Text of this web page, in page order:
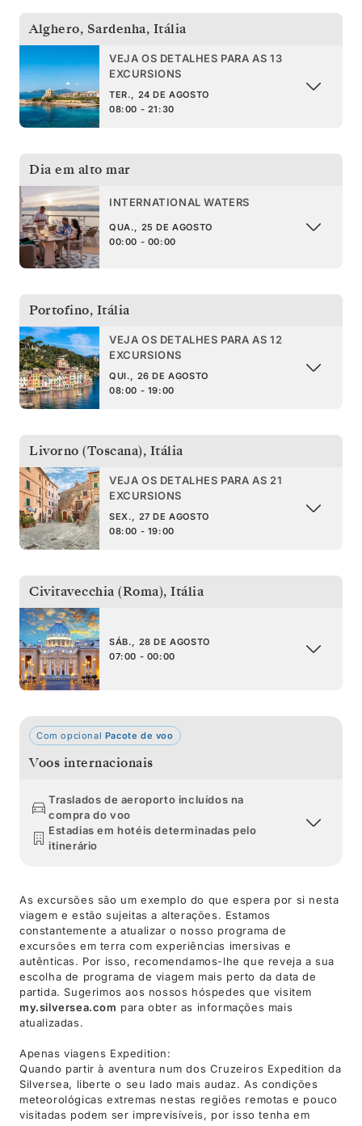
Alghero, Sardenha, Itália
VEJA OS DETALHES PARA AS 13
EXCURSIONS
TER., 24 DE AGOSTO
08:00 - 21:30
Dia em alto mar
INTERNATIONAL WATERS
QUA., 25 DE AGOSTO
00:00 - 00:00
Portofino, Itália
VEJA OS DETALHES PARA AS 12
EXCURSIONS
QUI., 26 DE AGOSTO
08:00 - 19:00
Livorno (Toscana), Itália
VEJA OS DETALHES PARA AS 21
EXCURSIONS
SEX., 27 DE AGOSTO
08:00 - 19:00
Civitavecchia (Roma), Itália
SÁB., 28 DE AGOSTO
07:00 - 00:00
Com opcional Pacote de voo
Voos internacionais
Traslados de aeroporto incluídos na
compra do voo
Estadias em hotéis determinadas pelo
itinerário
As excursões são um exemplo do que espera por si nesta
viagem e estão sujeitas a alterações. Estamos
constantemente a atualizar o nosso programa de
excursões em terra com experiências imersivas e
autênticas. Por isso, recomendamos-lhe que reveja a sua
escolha de programa de viagem mais perto da data de
partida. Sugerimos aos nossos hóspedes que visitem
my.silversea.com para obter as informações mais
atualizadas.
Apenas viagens Expedition:
Quando partir à aventura num dos Cruzeiros Expedition da
Silversea, liberte o seu lado mais audaz. As condições
meteorológicas extremas nestas regiões remotas e pouco
visitadas podem ser imprevisíveis, por isso tenha em